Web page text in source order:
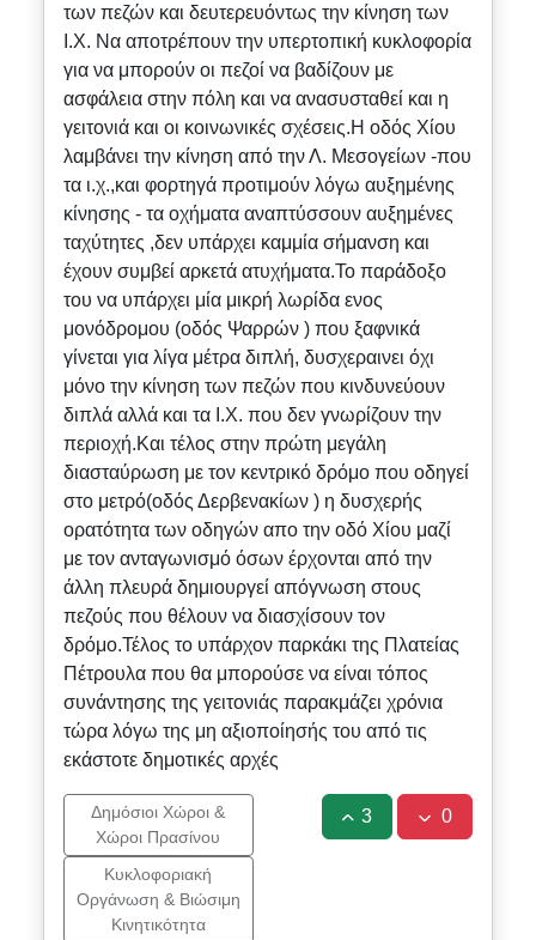
των πεζών και δευτερευόντως την κίνηση των
Ι.Χ. Να αποτρέπουν την υπερτοπική κυκλοφορία
για να μπορούν οι πεζοί να βαδίζουν με
ασφάλεια στην πόλη και να ανασυσταθεί και η
γειτονιά και οι κοινωνικές σχέσεις.Η οδός Χίου
λαμβάνει την κίνηση από την Λ. Μεσογείων -που
τα ι.χ.,και φορτηγά προτιμούν λόγω αυξημένης
κίνησης - τα οχήματα αναπτύσσουν αυξημένες
ταχύτητες ,δεν υπάρχει καμμία σήμανση και
έχουν συμβεί αρκετά ατυχήματα.Το παράδοξο
του να υπάρχει μία μικρή λωρίδα ενος
μονόδρομου (οδός Ψαρρών ) που ξαφνικά
γίνεται για λίγα μέτρα διπλή, δυσχεραινει όχι
μόνο την κίνηση των πεζών που κινδυνεύουν
διπλά αλλά και τα Ι.Χ. που δεν γνωρίζουν την
περιοχή.Και τέλος στην πρώτη μεγάλη
διασταύρωση με τον κεντρικό δρόμο που οδηγεί
στο μετρό(οδός Δερβενακίων ) η δυσχερής
ορατότητα των οδηγών απο την οδό Χίου μαζί
με τον ανταγωνισμό όσων έρχονται από την
άλλη πλευρά δημιουργεί απόγνωση στους
πεζούς που θέλουν να διασχίσουν τον
δρόμο.Τέλος το υπάρχον παρκάκι της Πλατείας
Πέτρουλα που θα μπορούσε να είναι τόπος
συνάντησης της γειτονιάς παρακμάζει χρόνια
τώρα λόγω της μη αξιοποίησής του από τις
εκάστοτε δημοτικές αρχές
Δημόσιοι Χώροι &
Χώροι Πρασίνου
Κυκλοφοριακή
Οργάνωση & Βιώσιμη
Κινητικότητα
3 0